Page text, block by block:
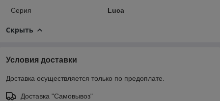
Серия
Luca
Скрыть
Условия доставки
Доставка осуществляется только по предоплате.
Доставка "Самовывоз"